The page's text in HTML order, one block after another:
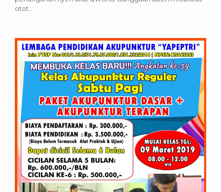
otot...